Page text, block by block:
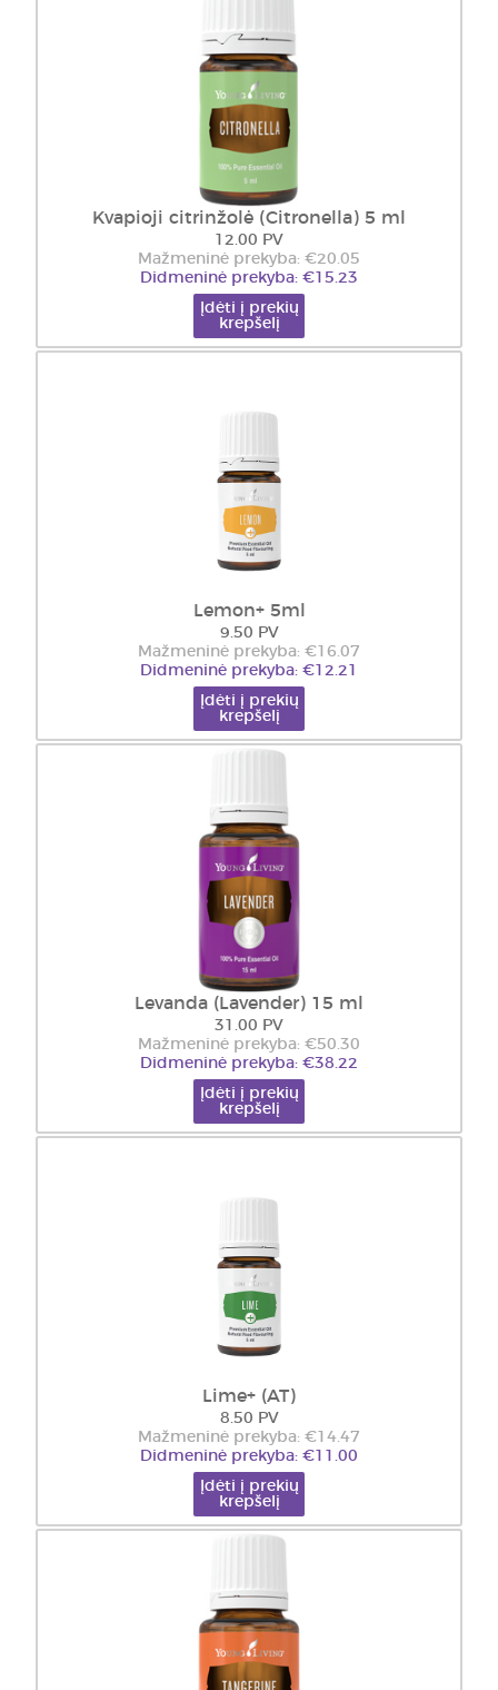
Kvapioji citrinžolė (Citronella) 5 ml
12.00 PV
Mažmeninė prekyba: €20.05
Didmeninė prekyba: €15.23
Įdėti į prekių
krepšelį
Lemon+ 5ml
9.50 PV
Mažmeninė prekyba: €16.07
Didmeninė prekyba: €12.21
Įdėti į prekių
krepšelį
Levanda (Lavender) 15 ml
31.00 PV
Mažmeninė prekyba: €50.30
Didmeninė prekyba: €38.22
Įdėti į prekių
krepšelį
Lime+ (AT)
8.50 PV
Mažmeninė prekyba: €14.47
Didmeninė prekyba: €11.00
Įdėti į prekių
krepšelį